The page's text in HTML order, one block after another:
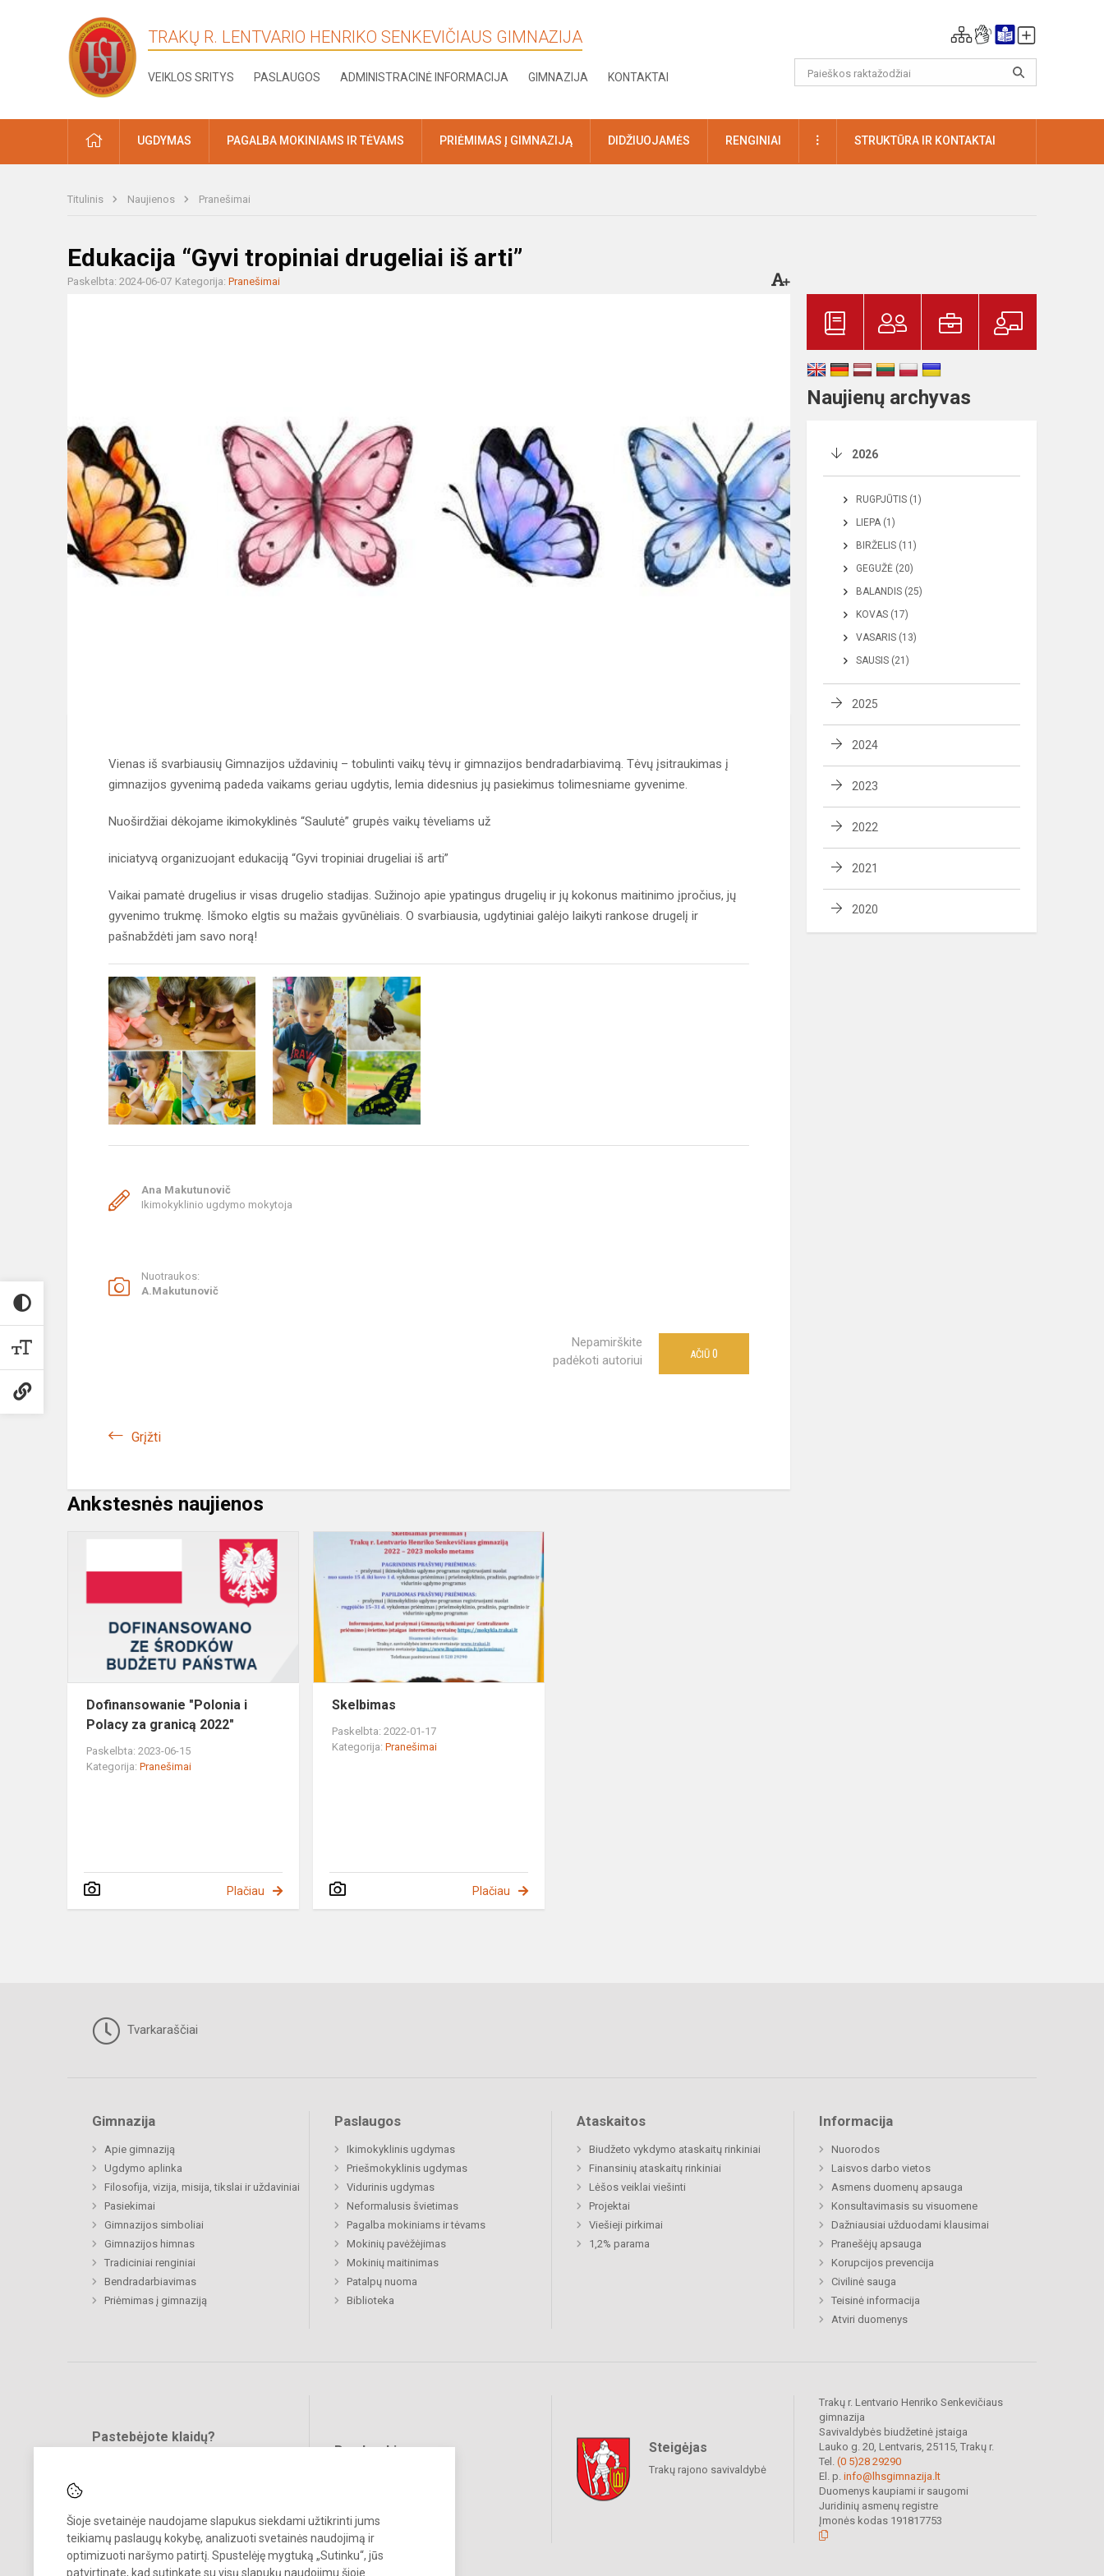
Šioje svetainėje naudojame slapukus siekdami užtikrinti jums
teikiamų paslaugų kokybę, analizuoti svetainės naudojimą ir
optimizuoti naršymo patirtį. Spustelėję mygtuką „Sutinku“, jūs
patvirtinate, kad sutinkate su visų slapukų naudojimu šioje
TRAKŲ R. LENTVARIO HENRIKO SENKEVIČIAUS GIMNAZIJA
VEIKLOS SRITYS PASLAUGOS ADMINISTRACINĖ INFORMACIJA GIMNAZIJA KONTAKTAI
PRADŽIAUGDYMAS PAGALBA MOKINIAMS IR TĖVAMS PRIĖMIMAS Į GIMNAZIJĄ DIDŽIUOJAMĖS RENGINIAI DAUGIAUSTRUKTŪRA IR KONTAKTAI
Titulinis Naujienos Pranešimai
Edukacija “Gyvi tropiniai drugeliai iš arti”
Paskelbta: 2024-06-07 Kategorija: Pranešimai
Vienas iš svarbiausių Gimnazijos uždavinių – tobulinti vaikų tėvų ir gimnazijos bendradarbiavimą. Tėvų įsitraukimas į
gimnazijos gyvenimą padeda vaikams geriau ugdytis, lemia didesnius jų pasiekimus tolimesniame gyvenime.
Nuoširdžiai dėkojame ikimokyklinės “Saulutė” grupės vaikų tėveliams už
iniciatyvą organizuojant edukaciją “Gyvi tropiniai drugeliai iš arti”
Vaikai pamatė drugelius ir visas drugelio stadijas. Sužinojo apie ypatingus drugelių ir jų kokonus maitinimo įpročius, jų
gyvenimo trukmę. Išmoko elgtis su mažais gyvūnėliais. O svarbiausia, ugdytiniai galėjo laikyti rankose drugelį ir
pašnabždėti jam savo norą!
Ana Makutunovič
Ikimokyklinio ugdymo mokytoja
Nuotraukos:
A.Makutunovič
Nepamirškite
padėkoti autoriui
AČIŪ 0
Grįžti
Ankstesnės naujienos
Dofinansowanie
"Polonia
Polacy
granicą
2022"
Dofinansowanie "Polonia i
Polacy za granicą 2022"
Paskelbta: 2023-06-15
Kategorija: Pranešimai
Plačiau
Skelbimas
Skelbimas
Paskelbta: 2022-01-17
Kategorija:Pranešimai
Plačiau
Naujienų archyvas
2026
RUGPJŪTIS (1)
LIEPA (1)
BIRŽELIS (11)
GEGUŽĖ (20)
BALANDIS (25)
KOVAS (17)
VASARIS (13)
SAUSIS (21)
2025
2024
2023
2022
2021
2020
Tvarkaraščiai
Gimnazija
Apie gimnaziją
Ugdymo aplinka
Filosofija, vizija, misija, tikslai ir uždaviniai
Pasiekimai
Gimnazijos simboliai
Gimnazijos himnas
Tradiciniai renginiai
Bendradarbiavimas
Priėmimas į gimnaziją
Paslaugos
Ikimokyklinis ugdymas
Priešmokyklinis ugdymas
Vidurinis ugdymas
Neformalusis švietimas
Pagalba mokiniams ir tėvams
Mokinių pavėžėjimas
Mokinių maitinimas
Patalpų nuoma
Biblioteka
Ataskaitos
Biudžeto vykdymo ataskaitų rinkiniai
Finansinių ataskaitų rinkiniai
Lėšos veiklai viešinti
Projektai
Viešieji pirkimai
1,2% parama
Informacija
Nuorodos
Laisvos darbo vietos
Asmens duomenų apsauga
Konsultavimasis su visuomene
Dažniausiai užduodami klausimai
Pranešėjų apsauga
Korupcijos prevencija
Civilinė sauga
Teisinė informacija
Atviri duomenys
Pastebėjote klaidų?
Bendraukime Steigėjas
Trakų rajono savivaldybė
Trakų r. Lentvario Henriko Senkevičiaus
gimnazija
Savivaldybės biudžetinė įstaiga
Lauko g. 20, Lentvaris, 25115, Trakų r.
Tel. (0 5)28 29290
El. p. info@lhsgimnazija.lt
Duomenys kaupiami ir saugomi
Juridinių asmenų registre
Įmonės kodas 191817753